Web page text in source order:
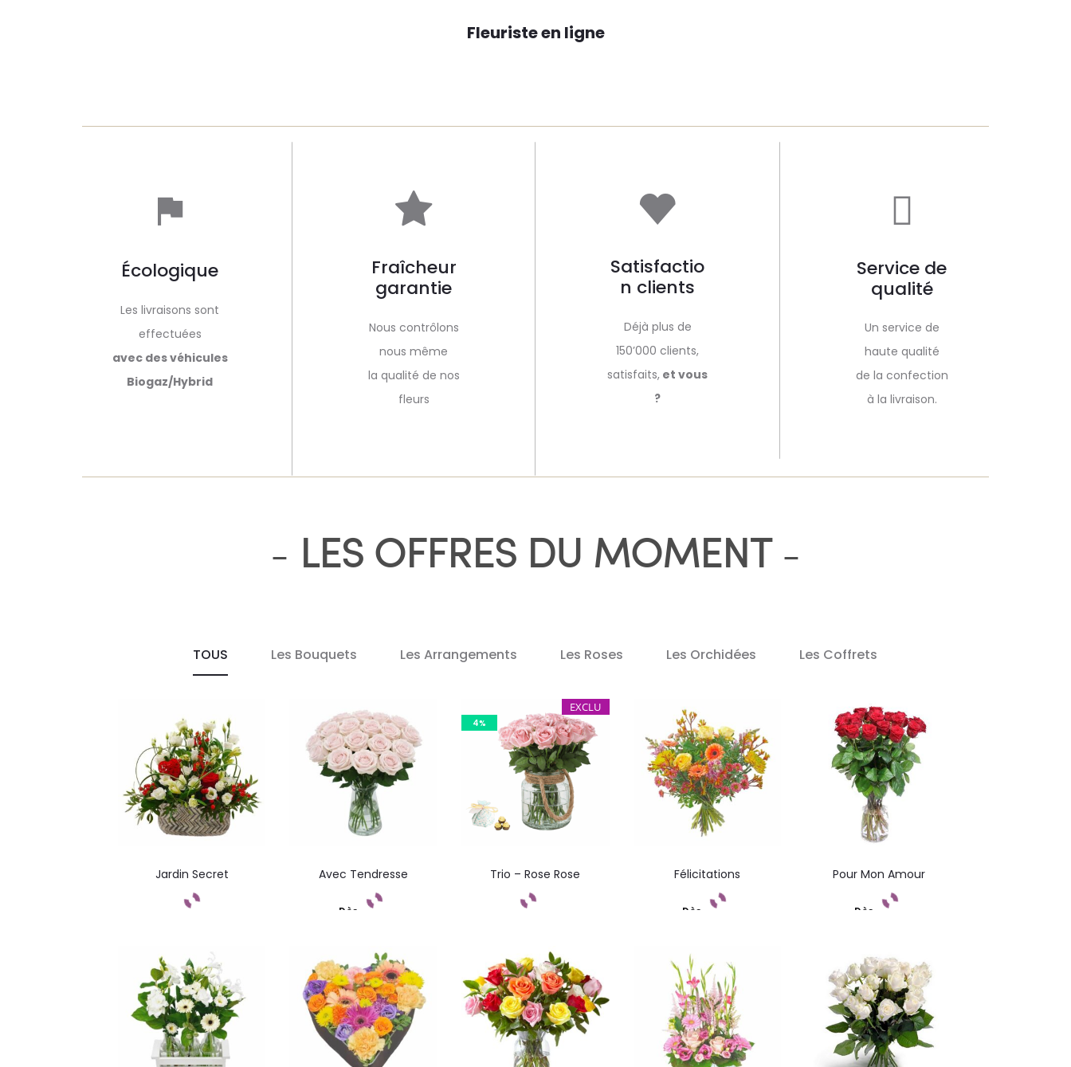
Fleuriste en ligne
Écologique
Les livraisons sont
effectuées
avec des véhicules
Biogaz/Hybrid
Fraîcheur
garantie
Nous contrôlons
nous même
la qualité de nos
fleurs
Satisfactio
n clients
Déjà plus de
150’000 clients,
satisfaits, et vous
?
Service de
qualité
Un service de
haute qualité
de la confection
à la livraison.
- LES OFFRES DU MOMENT-
TOUS Les Bouquets Les Arrangements Les Roses Les Orchidées Les Coffrets
Jardin Secret Avec Tendresse
Dès
EXCLU
4%
Trio – Rose Rose Félicitations
Dès
Pour Mon Amour
Dès